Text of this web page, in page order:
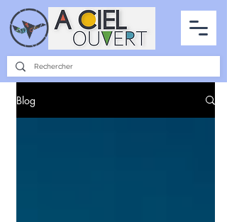
PARTENARIATS
INTERVIEWS LA PHOTO DU CIEL TOUS LES ARTICLES
Blog